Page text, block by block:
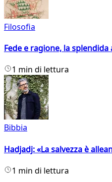
Filosofia
Fede e ragione, la
1 min di lettura
Bibbia
Hadjadj: «La salvezza è
1 min di lettura